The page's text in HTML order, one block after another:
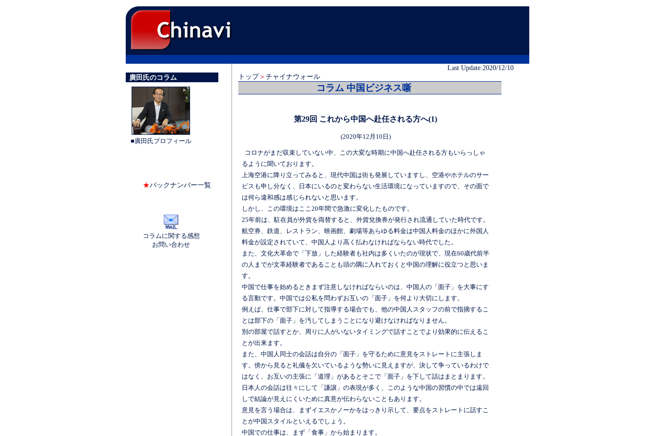
廣田氏のコラム
■廣田氏プロフィール
★バックナンバー一覧
コラムに関する感想
お問い合わせ
Last Update:2020/12/10
トップ＞チャイナウォール
コラム 中国ビジネス噺
第29回 これから中国へ赴任される方へ(1)
(2020年12月10日)
コロナがまだ収束していない中、この大変な時期に中国へ赴任される方もいらっしゃ
るように聞いております。
上海空港に降り立ってみると、現代中国は街も発展していますし、空港やホテルのサー
ビスも申し分なく、日本にいるのと変わらない生活環境になっていますので、その面で
は何ら違和感は感じられないと思います。
しかし、この環境はここ20年間で急激に変化したものです。
25年前は、駐在員が外貨を両替すると、外貨兌換券が発行され流通していた時代です。
航空券、鉄道、レストラン、映画館、劇場等あらゆる料金は中国人料金のほかに外国人
料金が設定されていて、中国人より高く払わなければならない時代でした。
また、文化大革命で「下放」した経験者も社内は多くいたのが現状で、現在60歳代前半
の人までが文革経験者であることも頭の隅に入れておくと中国の理解に役立つと思いま
す。
中国で仕事を始めるときまず注意しなければならいのは、中国人の「面子」を大事にす
る言動です。中国では公私を問わずお互いの「面子」を何より大切にします。
例えば、仕事で部下に対して指導する場合でも、他の中国人スタッフの前で指摘するこ
とは部下の「面子」を汚してしまうことになり避けなければなりません。
別の部屋で話すとか、周りに人がいないタイミングで話すことでより効果的に伝えるこ
とが出来ます。
また、中国人同士の会話は自分の「面子」を守るために意見をストレートに主張しま
す。傍から見ると礼儀を欠いているような勢いに見えますが、決して争っているわけで
はなく、お互いの主張に「道理」があるとそこで「面子」を下して話はまとまります。
日本人の会話は往々にして「謙譲」の表現が多く、このような中国の習慣の中では遠回
しで結論が見えにくいために真意が伝わらないこともあります。
意見を言う場合は、まずイエスかノーかをはっきり示して、要点をストレートに話すこ
とが中国スタイルといえるでしょう。
中国での仕事は、まず「食事」から始まります。